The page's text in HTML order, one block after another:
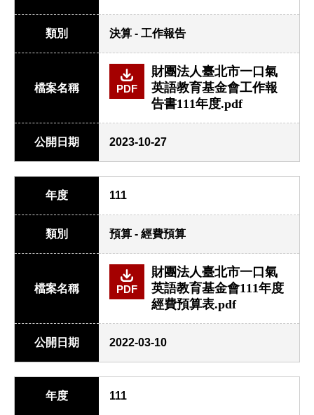
類別 決算 - 工作報告
檔案名稱 PDF
財團法人臺北市一口氣
英語教育基金會工作報
告書111年度.pdf
公開日期 2023-10-27
年度 111
類別 預算 - 經費預算
檔案名稱 PDF
財團法人臺北市一口氣
英語教育基金會111年度
經費預算表.pdf
公開日期 2022-03-10
年度 111